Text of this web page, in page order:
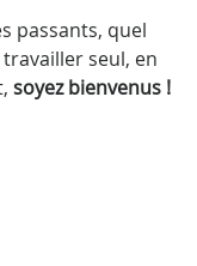
passants, quel
seul, en
soyez bienvenus !